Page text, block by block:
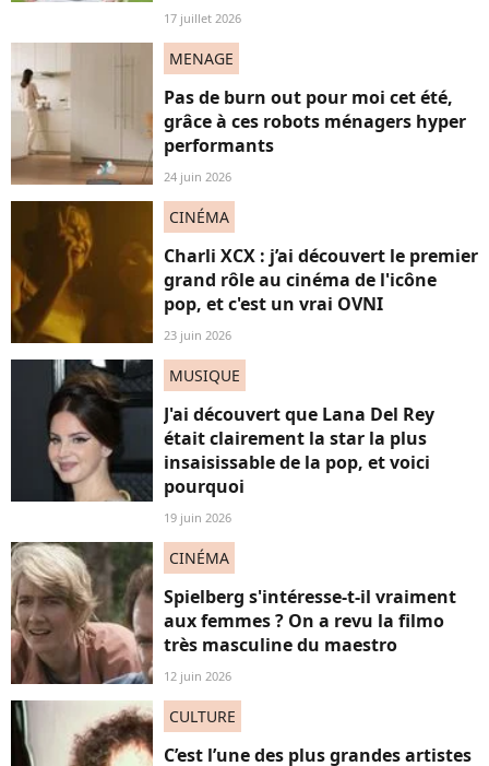
17 juillet 2026
MENAGE
Pas de burn out pour moi cet été,
grâce à ces robots ménagers hyper
performants
24 juin 2026
CINÉMA
Charli XCX : j’ai découvert le premier
grand rôle au cinéma de l'icône
pop, et c'est un vrai OVNI
23 juin 2026
MUSIQUE
J'ai découvert que Lana Del Rey
était clairement la star la plus
insaisissable de la pop, et voici
pourquoi
19 juin 2026
CINÉMA
Spielberg s'intéresse-t-il vraiment
aux femmes ? On a revu la filmo
très masculine du maestro
12 juin 2026
CULTURE
C’est l’une des plus grandes artistes